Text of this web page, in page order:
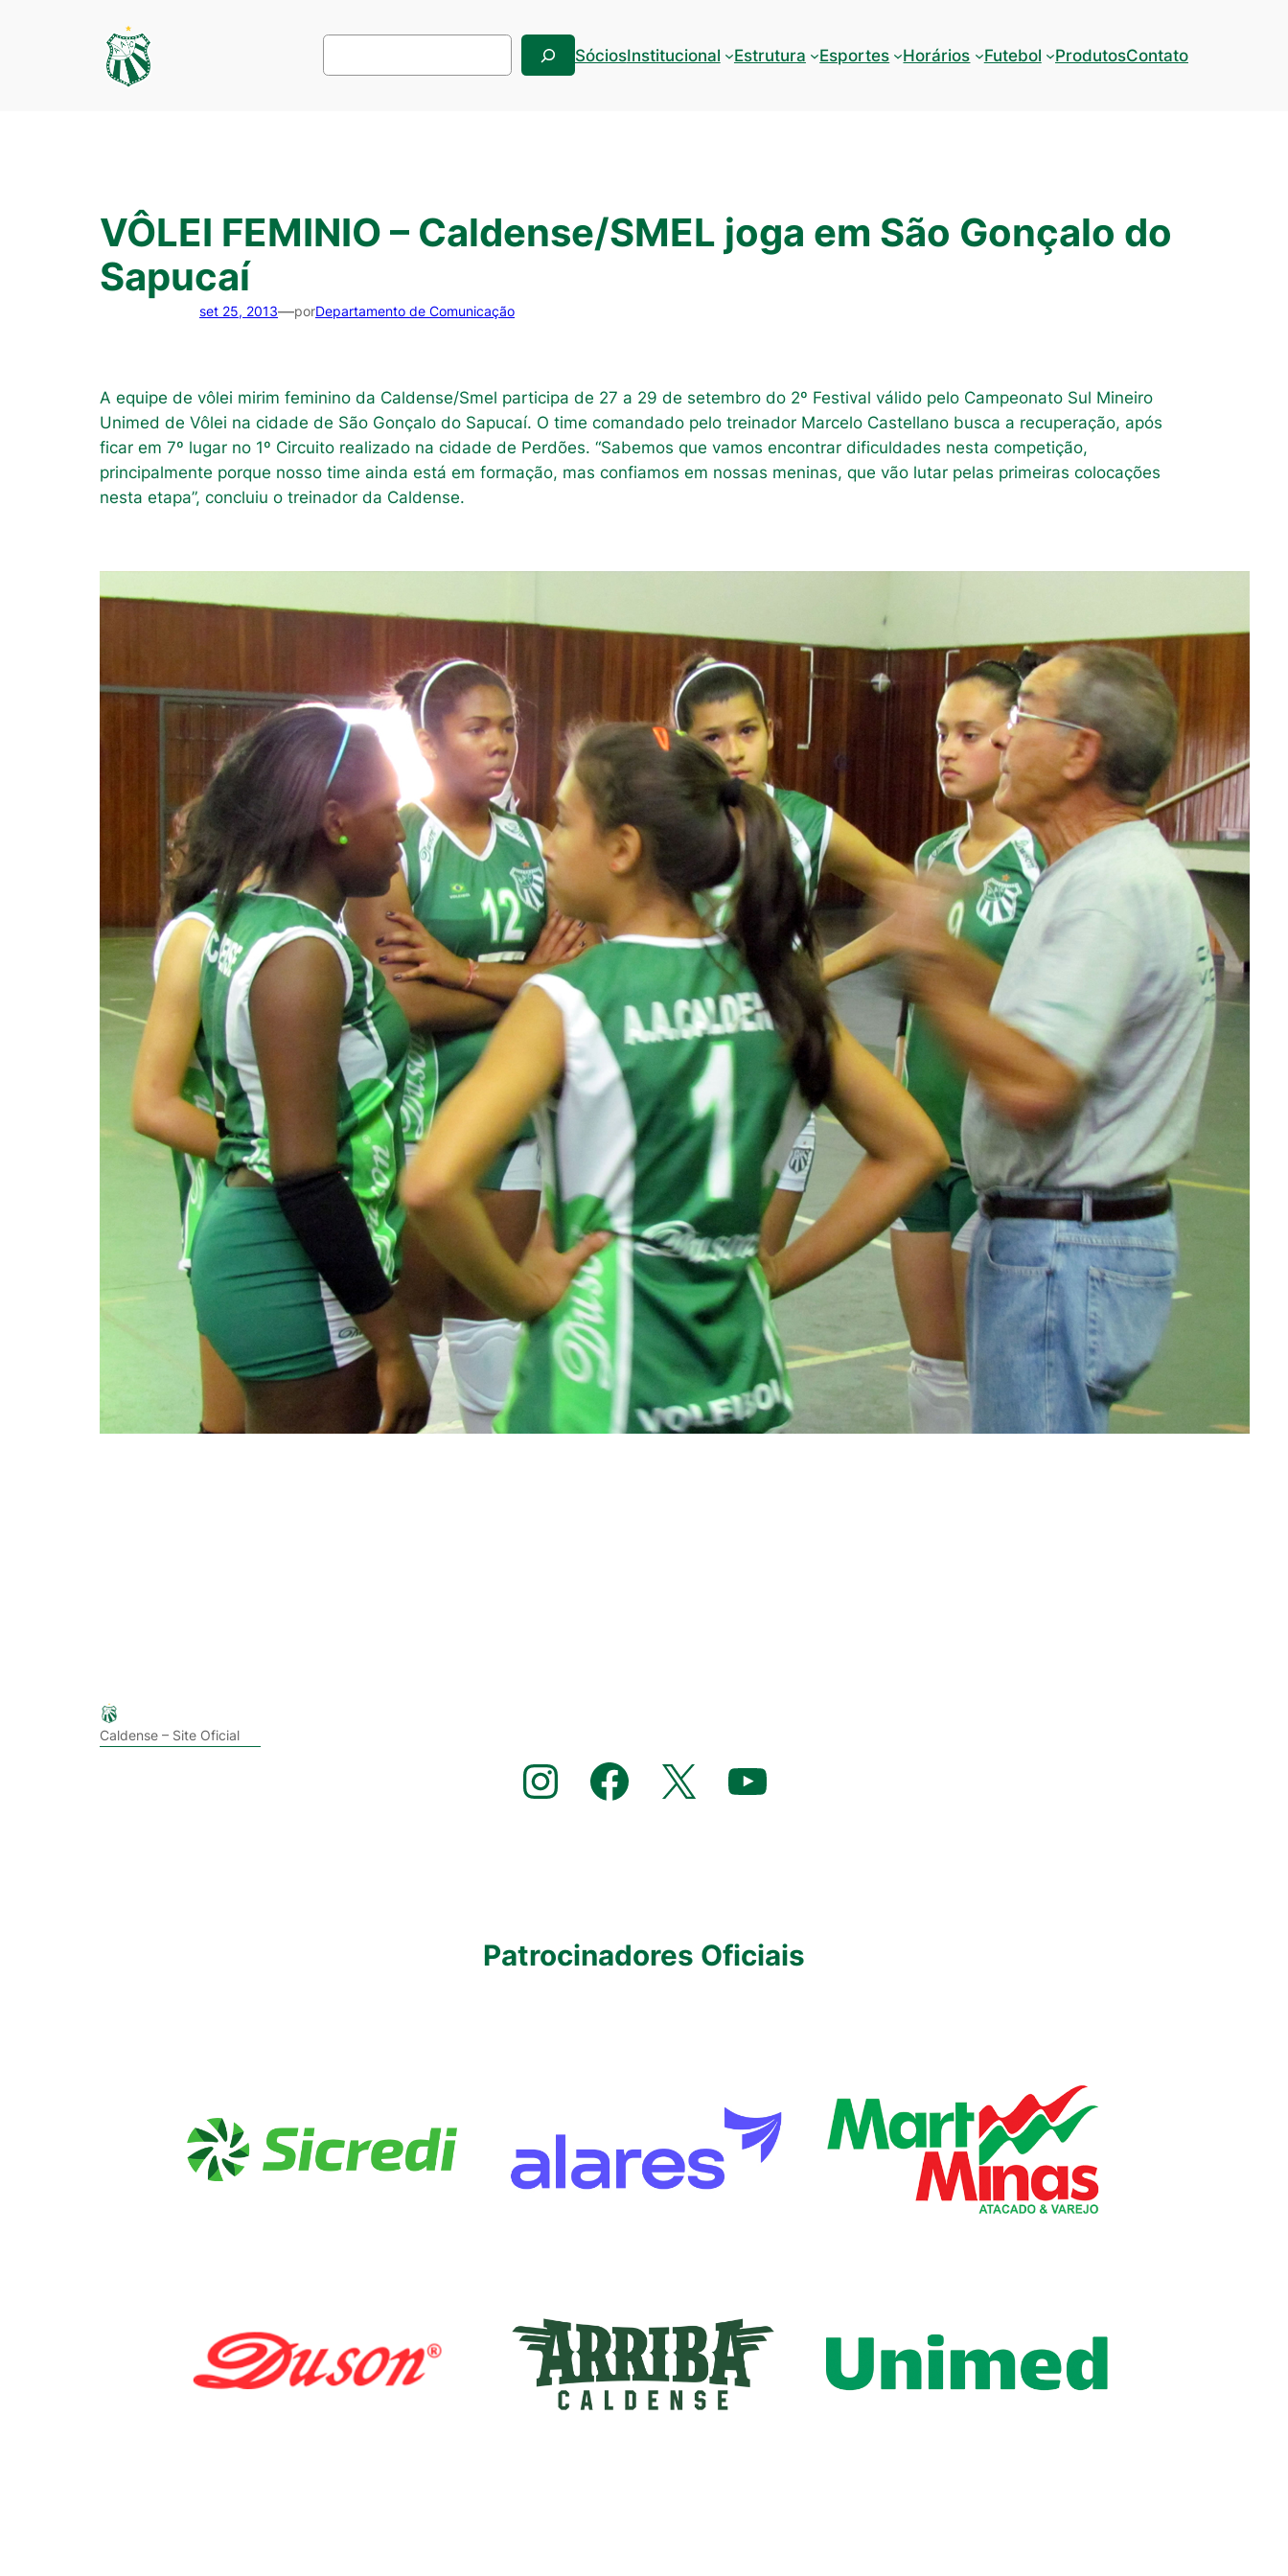
Pesquisar
SóciosInstitucional Estrutura Esportes Horários Futebol ProdutosContato
VÔLEI FEMINIO – Caldense/SMEL joga em São Gonçalo do
Sapucaí
set 25, 2013—porDepartamento de Comunicação
A equipe de vôlei mirim feminino da Caldense/Smel participa de 27 a 29 de setembro do 2º Festival válido pelo Campeonato Sul Mineiro
Unimed de Vôlei na cidade de São Gonçalo do Sapucaí. O time comandado pelo treinador Marcelo Castellano busca a recuperação, após
ficar em 7º lugar no 1º Circuito realizado na cidade de Perdões. “Sabemos que vamos encontrar dificuldades nesta competição,
principalmente porque nosso time ainda está em formação, mas confiamos em nossas meninas, que vão lutar pelas primeiras colocações
nesta etapa”, concluiu o treinador da Caldense.
Caldense – Site Oficial
Instagram Facebook X YouTube
Patrocinadores Oficiais